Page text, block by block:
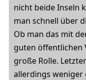
nicht beide Inseln
man schnell über
Ob man das mit
guten öffentlichen
große Rolle.
allerdings weniger